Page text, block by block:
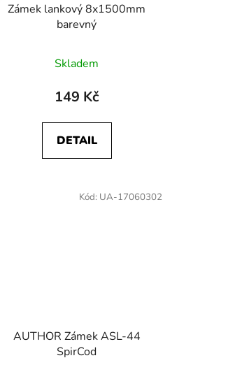
Zámek lankový 8x1500mm
barevný
Skladem
149 Kč
DETAIL
AUTHOR Zámek ASL-44
SpirCod
Kód: UA-17060302